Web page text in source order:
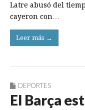
Latre abusó del
cayeron con…
Leer más →
DEPORTES
El Barça